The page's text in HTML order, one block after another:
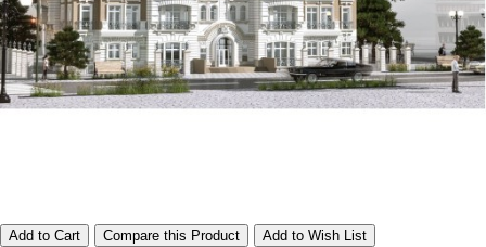
Add to Cart Compare this Product Add to Wish List